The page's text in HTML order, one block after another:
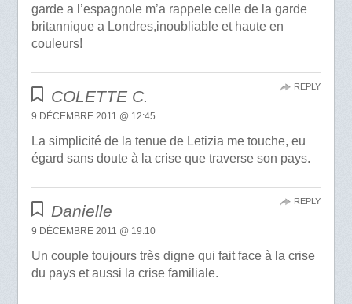
garde a l’espagnole m’a rappele celle de la garde
britannique a Londres,inoubliable et haute en
couleurs!
COLETTE C.
9 DÉCEMBRE 2011 @ 12:45
La simplicité de la tenue de Letizia me touche, eu
égard sans doute à la crise que traverse son pays.
REPLY
Danielle
9 DÉCEMBRE 2011 @ 19:10
Un couple toujours très digne qui fait face à la crise
du pays et aussi la crise familiale.
REPLY